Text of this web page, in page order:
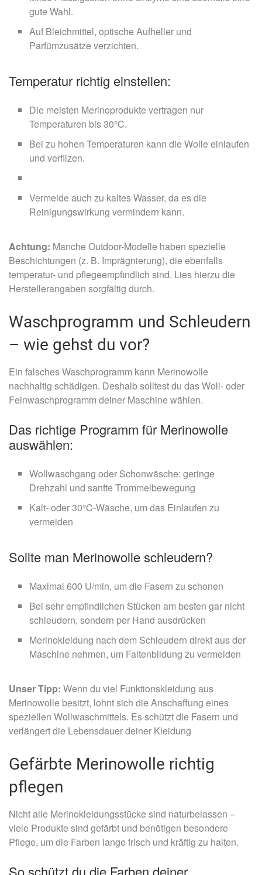
gute Wahl.
Auf Bleichmittel, optische Aufheller und
Parfümzusätze verzichten.
Temperatur richtig einstellen:
Die meisten Merinoprodukte vertragen nur
Temperaturen bis 30°C.
Bei zu hohen Temperaturen kann die Wolle einlaufen
und verfilzen.
Vermeide auch zu kaltes Wasser, da es die
Reinigungswirkung vermindern kann.
Achtung: Manche Outdoor-Modelle haben spezielle
Beschichtungen (z. B. Imprägnierung), die ebenfalls
temperatur- und pflegeempfindlich sind. Lies hierzu die
Herstellerangaben sorgfältig durch.
Waschprogramm und Schleudern
– wie gehst du vor?
Ein falsches Waschprogramm kann Merinowolle
nachhaltig schädigen. Deshalb solltest du das Woll- oder
Feinwaschprogramm deiner Maschine wählen.
Das richtige Programm für Merinowolle
auswählen:
Wollwaschgang oder Schonwäsche: geringe
Drehzahl und sanfte Trommelbewegung
Kalt- oder 30°C-Wäsche, um das Einlaufen zu
vermeiden
Sollte man Merinowolle schleudern?
Maximal 600 U/min, um die Fasern zu schonen
Bei sehr empfindlichen Stücken am besten gar nicht
schleudern, sondern per Hand ausdrücken
Merinokleidung nach dem Schleudern direkt aus der
Maschine nehmen, um Faltenbildung zu vermeiden
Unser Tipp: Wenn du viel Funktionskleidung aus
Merinowolle besitzt, lohnt sich die Anschaffung eines
speziellen Wollwaschmittels. Es schützt die Fasern und
verlängert die Lebensdauer deiner Kleidung
Gefärbte Merinowolle richtig
pflegen
Nicht alle Merinokleidungsstücke sind naturbelassen –
viele Produkte sind gefärbt und benötigen besondere
Pflege, um die Farben lange frisch und kräftig zu halten.
So schützt du die Farben deiner